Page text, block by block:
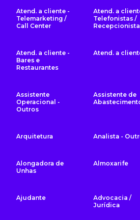
Atend. a cliente -
Telemarketing /
Call Center
Atend. a
Telefonistas /
Atend. a cliente -
Bares e
Restaurantes
Atend. a
Assistente
Operacional -
Outros
Assistente de
Arquitetura Analista -
Alongadora de
Unhas
Almoxarife
Ajudante
Advocacia /
Jurídica